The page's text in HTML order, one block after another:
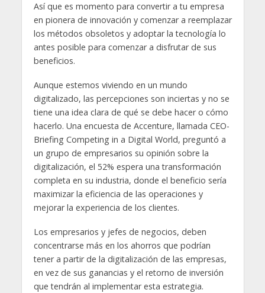
Así que es momento para convertir a tu empresa
en pionera de innovación y comenzar a reemplazar
los métodos obsoletos y adoptar la tecnología lo
antes posible para comenzar a disfrutar de sus
beneficios.
Aunque estemos viviendo en un mundo
digitalizado, las percepciones son inciertas y no se
tiene una idea clara de qué se debe hacer o cómo
hacerlo. Una encuesta de Accenture, llamada CEO-
Briefing Competing in a Digital World, preguntó a
un grupo de empresarios su opinión sobre la
digitalización, el 52% espera una transformación
completa en su industria, donde el beneficio sería
maximizar la eficiencia de las operaciones y
mejorar la experiencia de los clientes.
Los empresarios y jefes de negocios, deben
concentrarse más en los ahorros que podrían
tener a partir de la digitalización de las empresas,
en vez de sus ganancias y el retorno de inversión
que tendrán al implementar esta estrategia.